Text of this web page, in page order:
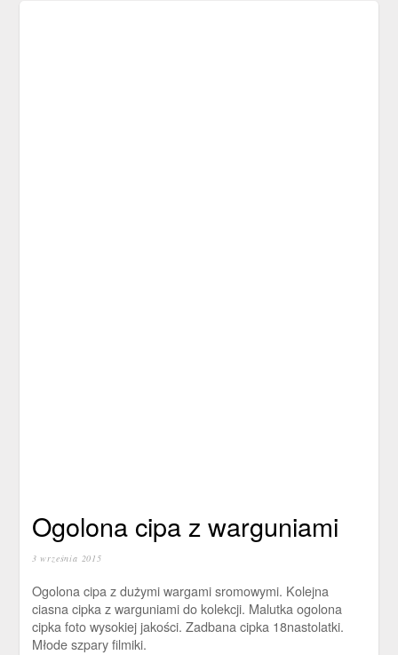
Ogolona cipa z warguniami
3 września 2015
Ogolona cipa z dużymi wargami sromowymi. Kolejna
ciasna cipka z warguniami do kolekcji. Malutka ogolona
cipka foto wysokiej jakości. Zadbana cipka 18nastolatki.
Młode szpary filmiki.